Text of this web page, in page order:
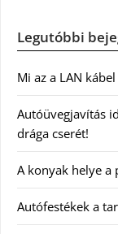
Legutóbbi
Mi az a LAN
Autóüvegjavítás
drága cserét!
A konyak helye
Autófestékek a